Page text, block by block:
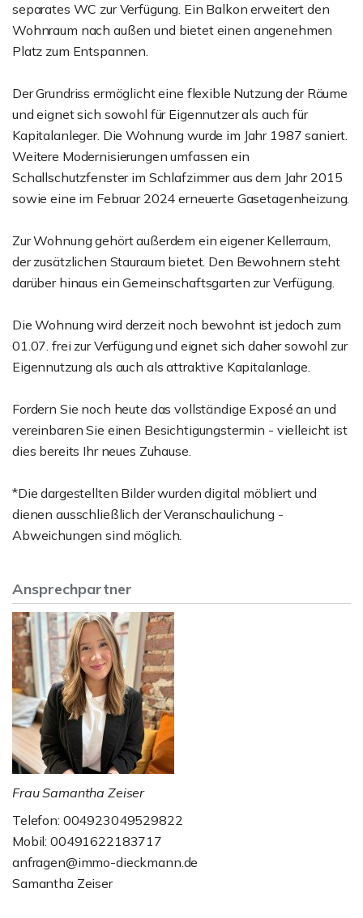
separates WC zur Verfügung. Ein Balkon erweitert den
Wohnraum nach außen und bietet einen angenehmen
Platz zum Entspannen.
Der Grundriss ermöglicht eine flexible Nutzung der Räume
und eignet sich sowohl für Eigennutzer als auch für
Kapitalanleger. Die Wohnung wurde im Jahr 1987 saniert.
Weitere Modernisierungen umfassen ein
Schallschutzfenster im Schlafzimmer aus dem Jahr 2015
sowie eine im Februar 2024 erneuerte Gasetagenheizung.
Zur Wohnung gehört außerdem ein eigener Kellerraum,
der zusätzlichen Stauraum bietet. Den Bewohnern steht
darüber hinaus ein Gemeinschaftsgarten zur Verfügung.
Die Wohnung wird derzeit noch bewohnt ist jedoch zum
01.07. frei zur Verfügung und eignet sich daher sowohl zur
Eigennutzung als auch als attraktive Kapitalanlage.
Fordern Sie noch heute das vollständige Exposé an und
vereinbaren Sie einen Besichtigungstermin - vielleicht ist
dies bereits Ihr neues Zuhause.
*Die dargestellten Bilder wurden digital möbliert und
dienen ausschließlich der Veranschaulichung -
Abweichungen sind möglich.
Ansprechpartner
Frau Samantha Zeiser
Telefon: 004923049529822
Mobil: 00491622183717
anfragen@immo-dieckmann.de
Samantha Zeiser